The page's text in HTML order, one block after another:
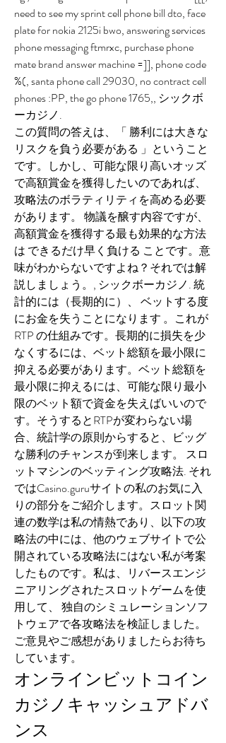
need to see my sprint cell phone bill dto, face
plate for nokia 2125i bwo, answering services
phone messaging ftmrxc, purchase phone
mate brand answer machine =]], phone code
%(, santa phone call 29030, no contract cell
phones :PP, the go phone 1765,, シックボ
ーカジノ.
この質問の答えは、「 勝利には大きな
リスクを負う必要がある 」ということ
です。しかし、可能な限り高いオッズ
で高額賞金を獲得したいのであれば、
攻略法のボラティリティを高める必要
があります。 物議を醸す内容ですが、
高額賞金を獲得する最も効果的な方法
は できるだけ早く負ける ことです。意
味がわからないですよね？それでは解
説しましょう。, シックボーカジノ. 統
計的には（長期的に）、 ベットする度
にお金を失うことになります 。これが
RTP の仕組みです。長期的に損失を少
なくするには、ベット総額を最小限に
抑える必要があります。ベット総額を
最小限に抑えるには、可能な限り最小
限のベット額で資金を失えばいいので
す。そうするとRTPが変わらない場
合、統計学の原則からすると、ビッグ
な勝利のチャンスが到来します。 スロ
ットマシンのベッティング攻略法. それ
ではCasino.guruサイトの私のお気に入
りの部分をご紹介します。スロット関
連の数学は私の情熱であり、以下の攻
略法の中には、他のウェブサイトで公
開されている攻略法にはない私が考案
したものです。私は、リバースエンジ
ニアリングされたスロットゲームを使
用して、 独自のシミュレーションソフ
トウェアで各攻略法を検証しました。
ご意見やご感想がありましたらお待ち
しています。
オンラインビットコイン
カジノキャッシュアドバ
ンス